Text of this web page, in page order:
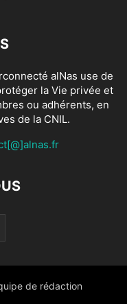
alNas use de
la Vie privée et
ou adhérents, en
de la CNIL.
de rédaction